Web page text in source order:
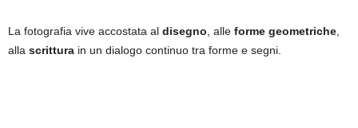
La fotografia vive accostata al disegno, alle forme geometriche,
alla scrittura in un dialogo continuo tra forme e segni.